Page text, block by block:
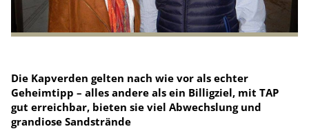
Die Kapverden gelten nach wie vor als echter
Geheimtipp – alles andere als ein Billigziel, mit TAP
gut erreichbar, bieten sie viel Abwechslung und
grandiose Sandstrände